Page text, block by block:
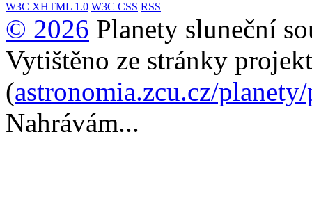
W3C XHTML 1.0 W3C CSS RSS
© 2026 Planety sluneční
Vytištěno ze stránky
(astronomia.zcu.cz/
Nahrávám...